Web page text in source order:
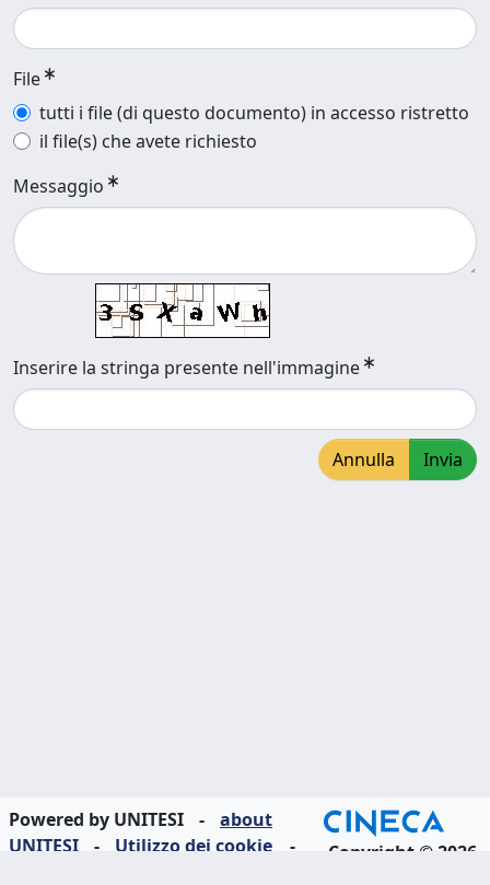
File
tutti i file (di questo documento) in accesso ristretto
il file(s) che avete richiesto
Messaggio
Inserire la stringa presente nell'immagine
Annulla Invia
Powered by UNITESI -
about
UNITESI
- Utilizzo dei cookie
-
Copyright © 2026